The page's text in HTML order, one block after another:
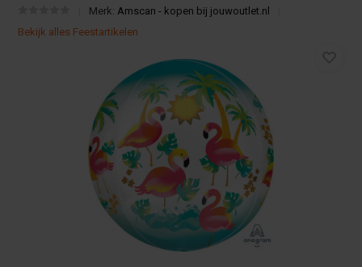
Merk: Amscan - kopen bij jouwoutlet.nl
Bekijk alles Feestartikelen